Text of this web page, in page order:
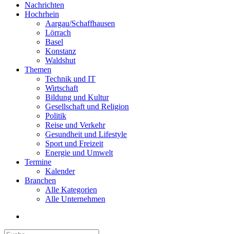
Nachrichten
Hochrhein
Aargau/Schaffhausen
Lörrach
Basel
Konstanz
Waldshut
Themen
Technik und IT
Wirtschaft
Bildung und Kultur
Gesellschaft und Religion
Politik
Reise und Verkehr
Gesundheit und Lifestyle
Sport und Freizeit
Energie und Umwelt
Termine
Kalender
Branchen
Alle Kategorien
Alle Unternehmen